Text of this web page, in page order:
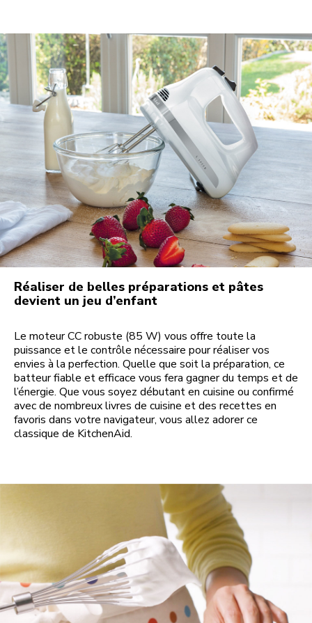
Réaliser de belles préparations et pâtes
devient un jeu d’enfant
Le moteur CC robuste (85 W) vous offre toute la
puissance et le contrôle nécessaire pour réaliser vos
envies à la perfection. Quelle que soit la préparation, ce
batteur fiable et efficace vous fera gagner du temps et de
l’énergie. Que vous soyez débutant en cuisine ou confirmé
avec de nombreux livres de cuisine et des recettes en
favoris dans votre navigateur, vous allez adorer ce
classique de KitchenAid.